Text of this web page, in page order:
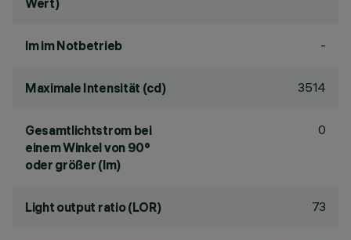
Wert)
lm im Notbetrieb -
Maximale Intensität (cd) 3514
Gesamtlichtstrom bei
einem Winkel von 90°
oder größer (lm)
0
Light output ratio (LOR) 73